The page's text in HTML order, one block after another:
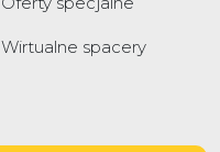
Wirtualne spacery